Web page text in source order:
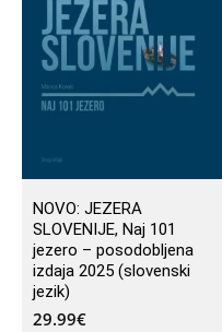
NOVO: JEZERA
SLOVENIJE, Naj 101
jezero – posodobljena
izdaja 2025 (slovenski
jezik)
29.99€